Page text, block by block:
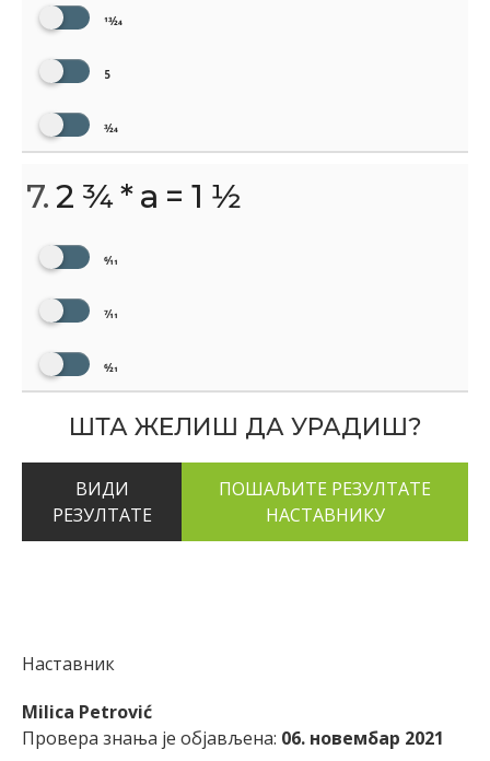
13⁄24
5
3⁄24
7.2 3⁄4 * а = 1 1⁄2
6⁄11
7⁄11
6⁄21
ШТА ЖЕЛИШ ДА УРАДИШ?
ВИДИ
РЕЗУЛТАТЕ
Наставник
Milica Petrović
Провера знања је објављена: 06. новембар 2021